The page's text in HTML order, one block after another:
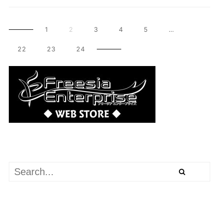
1 2 3 4 5 …
22 23 24